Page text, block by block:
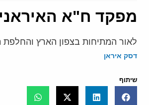
מפקד ח"א
לאור המתיחות בצפון הארץ והחלפת
דסק איראן
שיתוף